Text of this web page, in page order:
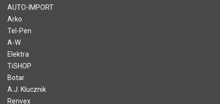
AUTO-IMPORT
Arko
Tel-Pen
A-W
Elektra
TiSHOP
Botar
A.J. Klucznik
Renvex